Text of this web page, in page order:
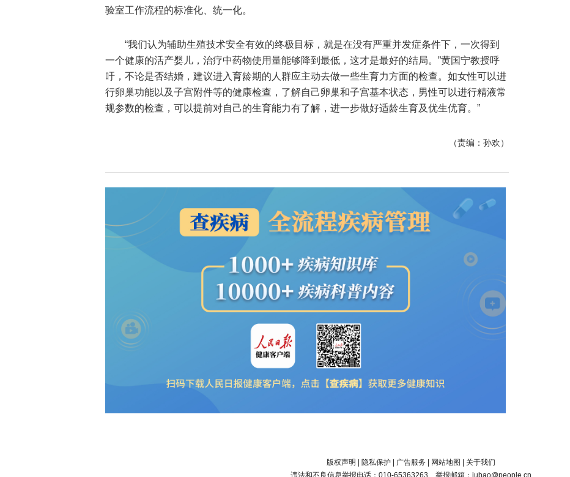
验室工作流程的标准化、统一化。
“我们认为辅助生殖技术安全有效的终极目标，就是在没有严重并发症条件下，一次得到
一个健康的活产婴儿，治疗中药物使用量能够降到最低，这才是最好的结局。”黄国宁教授呼
吁，不论是否结婚，建议进入育龄期的人群应主动去做一些生育力方面的检查。如女性可以进
行卵巢功能以及子宫附件等的健康检查，了解自己卵巢和子宫基本状态，男性可以进行精液常
规参数的检查，可以提前对自己的生育能力有了解，进一步做好适龄生育及优生优育。”
（责编：孙欢）
版权声明 | 隐私保护 | 广告服务 | 网站地图 | 关于我们
违法和不良信息举报电话：010-65363263 举报邮箱：jubao@people.cn